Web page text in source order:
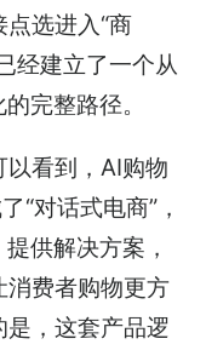
选进入“商
经建立了一个从
完整路径。
看到，AI购物
“对话式电商”，
供解决方案，
消费者购物更方
，这套产品逻